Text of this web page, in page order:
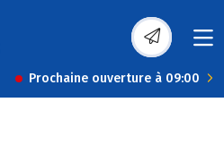
Prochaine ouverture à 09:00